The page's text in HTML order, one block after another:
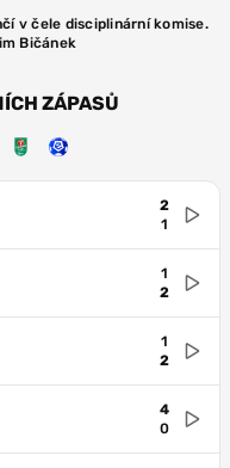
v čele disciplinární komise.
Bičánek
ZÁPASŮ
2
1
1
2
1
2
4
0